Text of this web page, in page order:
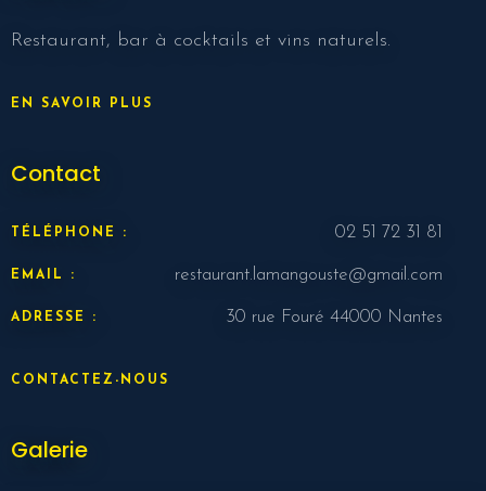
Restaurant, bar à cocktails et vins naturels.
EN SAVOIR PLUS
Contact
TÉLÉPHONE : 02 51 72 31 81
EMAIL : restaurant.lamangouste@gmail.com
ADRESSE : 30 rue Fouré 44000 Nantes
CONTACTEZ-NOUS
Galerie